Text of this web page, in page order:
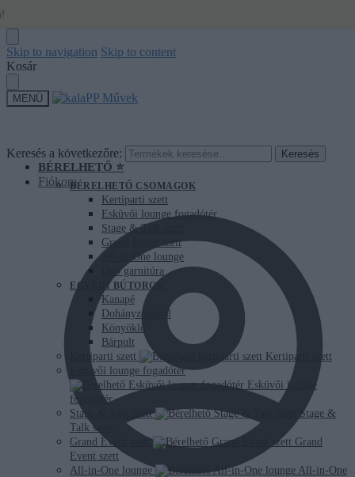
Skip to navigation Skip to content
Kosár
MENÜ
Keresés a következőre: Keresés
Fiókom
BÉRELHETŐ ⭐
BÉRELHETŐ CSOMAGOK
Kertiparti szett
Esküvői lounge fogadótér
Stage & Talk szett
Grand Event szett
All-in-One lounge
Duo garnitúra
EGYEDI BÚTOROK
Kanapé
Dohányzóasztal
Könyöklő
Bárpult
Kertiparti szett
Kertiparti szett
Esküvői lounge fogadótér
Esküvői lounge
fogadótér
Stage & Talk szett
Stage &
Talk szett
Grand Event szett
Grand
Event szett
All-in-One lounge
All-in-One